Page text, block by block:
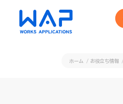
ホーム お役立ち情報